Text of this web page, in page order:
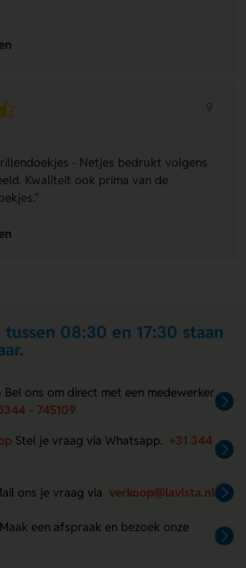
9
- Netjes bedrukt volgens
Kwaliteit ook prima van de
08:30 en 17:30 staan
Bel ons om direct met een medewerker
- 745109
Stel je vraag via Whatsapp. +31 344
ons je vraag via verkoop@lavista.nl
Maak een afspraak en bezoek onze